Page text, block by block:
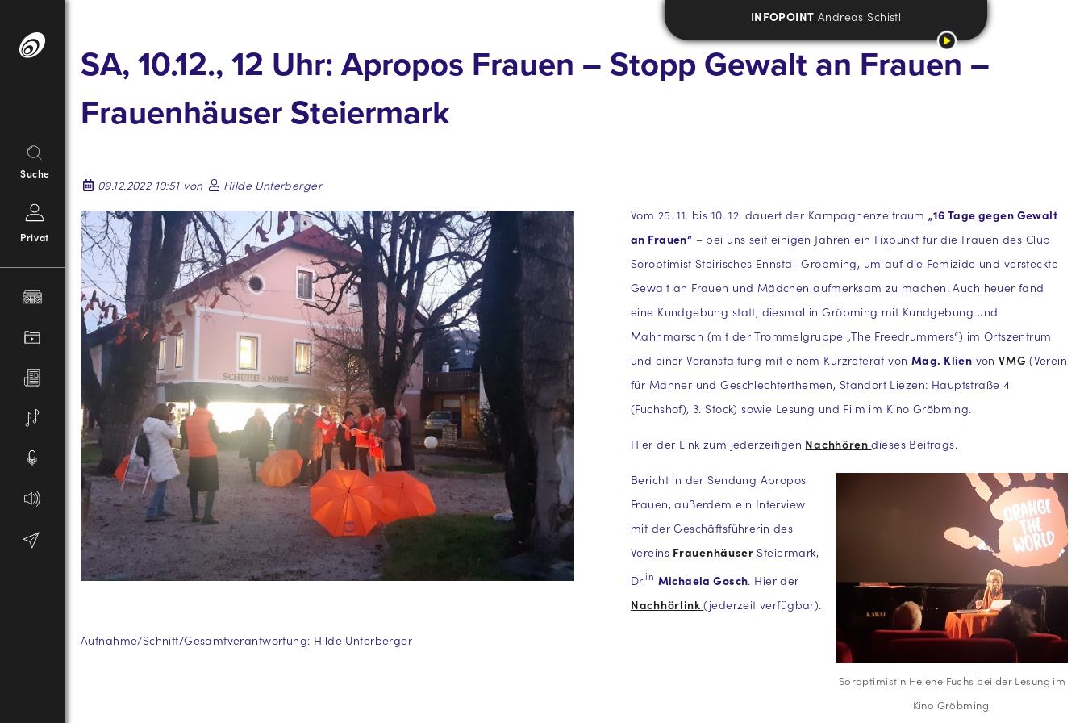
Inhalt
Suche
Privat
INFOPOINT Andreas Schistl
SA, 10.12., 12 Uhr: Apropos Frauen – Stopp Gewalt an Frauen –
Frauenhäuser Steiermark
09.12.2022 10:51 von
Hilde Unterberger
Vom 25. 11. bis 10. 12. dauert der Kampagnenzeitraum„16 Tage gegen Gewalt
an Frauen“ – bei uns seit einigen Jahren ein Fixpunkt für die Frauen des Club
Soroptimist Steirisches Ennstal-Gröbming, um auf die Femizide und versteckte
Gewalt an Frauen und Mädchen aufmerksam zu machen. Auch heuer fand
eine Kundgebung statt, diesmal in Gröbming mit Kundgebung und
Mahnmarsch (mit der Trommelgruppe „The Freedrummers“) im Ortszentrum
und einer Veranstaltung mit einem Kurzreferat vonMag. Klien vonVMG(Verein
für Männer und Geschlechterthemen, Standort Liezen: Hauptstraße 4
(Fuchshof), 3. Stock) sowie Lesung und Film im Kino Gröbming.
Hier der Link zum jederzeitigen Nachhörendieses Beitrags.
Soroptimistin Helene Fuchs bei der Lesung im
Kino Gröbming.
Bericht in der Sendung Apropos
Frauen, außerdem ein Interview
mit der Geschäftsführerin des
Vereins FrauenhäuserSteiermark,
Dr.in Michaela Gosch. Hier der
Nachhörlink(jederzeit verfügbar).
Aufnahme/Schnitt/Gesamtverantwortung: Hilde Unterberger